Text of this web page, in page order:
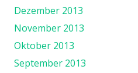
Dezember 2013
November 2013
Oktober 2013
September 2013